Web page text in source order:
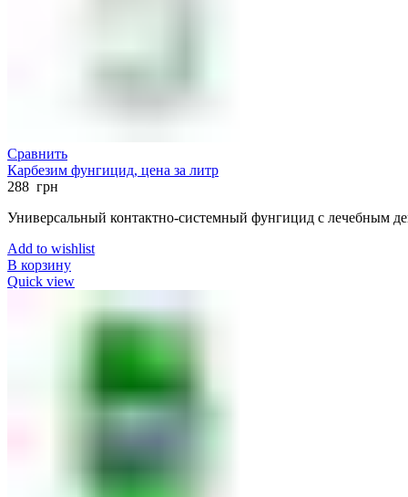
Сравнить
Карбезим фунгицид, цена за литр
288 грн
Универсальный контактно-системный фунгицид с лечебным
Add to wishlist
В корзину
Quick view